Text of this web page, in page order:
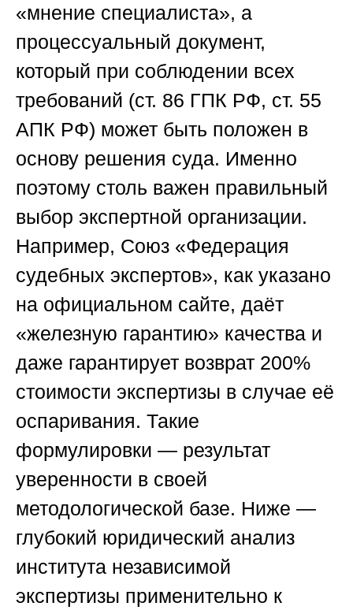
«мнение специалиста», а
процессуальный документ,
который при соблюдении всех
требований (ст. 86 ГПК РФ, ст. 55
АПК РФ) может быть положен в
основу решения суда. Именно
поэтому столь важен правильный
выбор экспертной организации.
Например, Союз «Федерация
судебных экспертов», как указано
на официальном сайте, даёт
«железную гарантию» качества и
даже гарантирует возврат 200%
стоимости экспертизы в случае её
оспаривания. Такие
формулировки — результат
уверенности в своей
методологической базе. Ниже —
глубокий юридический анализ
института независимой
экспертизы применительно к